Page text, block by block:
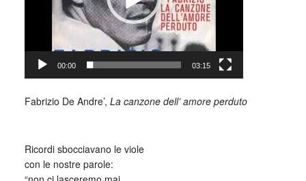
00:00 03:15
Fabrizio De Andre’, La canzone dell’ amore perduto
Ricordi sbocciavano le viole
con le nostre parole: